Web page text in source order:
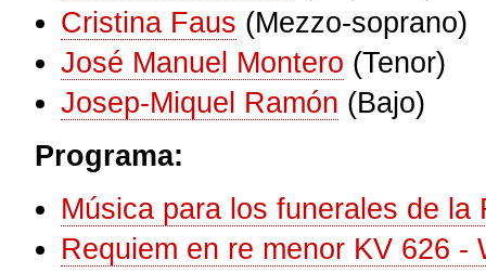
Cristina Faus (Mezzo-soprano)
José Manuel Montero (Tenor)
Josep-Miquel Ramón (Bajo)
Programa:
Música para los funerales de la
Requiem en re menor KV 626 -